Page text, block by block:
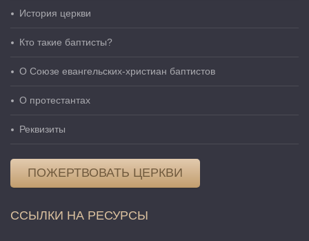
История церкви
Кто такие баптисты?
О Cоюзе евангельских-христиан баптистов
О протестантах
Реквизиты
ПОЖЕРТВОВАТЬ ЦЕРКВИ
ССЫЛКИ НА РЕСУРСЫ